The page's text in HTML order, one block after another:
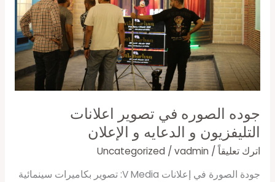
جوده الصوره في تصوير اعلانات
التليفزيون و الدعايه و الإعلان
اترك تعليقاً /
Uncategorized /vadmin
جودة الصورة في إعلانات V Media: تصوير بكاميرات سينمائية
التليفزيون
الدعايه
و
الإعلان